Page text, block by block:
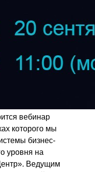
вебинар
которого мы
бизнес-
уровня на
Ведущим